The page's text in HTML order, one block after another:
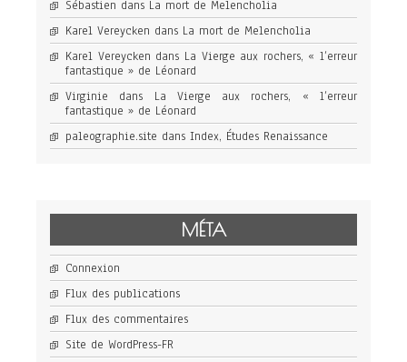
Sébastien dans La mort de Melencholia
Karel Vereycken dans La mort de Melencholia
Karel Vereycken dans La Vierge aux rochers, « l’erreur
fantastique » de Léonard
Virginie dans La Vierge aux rochers, « l’erreur
fantastique » de Léonard
paleographie.site dans Index, Études Renaissance
MÉTA
Connexion
Flux des publications
Flux des commentaires
Site de WordPress-FR